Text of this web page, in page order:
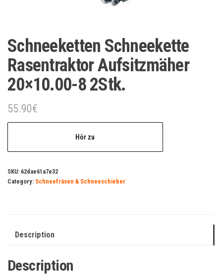
Schneeketten Schneekette
Rasentraktor Aufsitzmäher
20×10.00-8 2Stk.
55.90€
Hör zu
SKU: 62dae61a7e32
Category: Schneefräsen & Schneeschieber
Description
Description